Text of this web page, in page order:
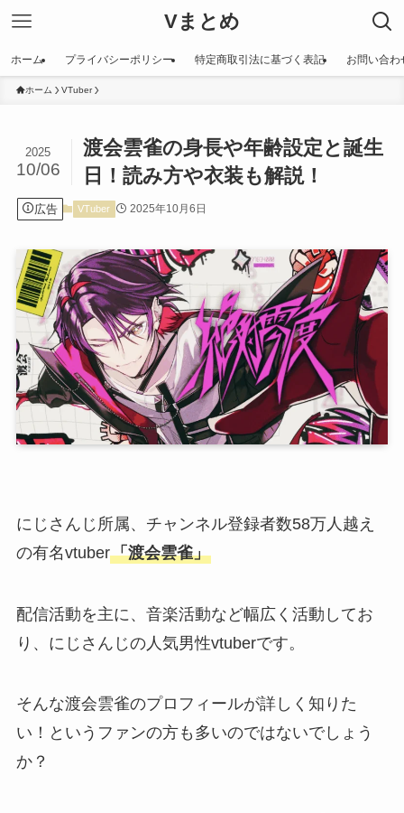
Vまとめ
ホーム プライバシーポリシー 特定商取引法に基づく表記 お問い合わ
ホーム VTuber
渡会雲雀の身長や年齢設定と誕生
日！読み方や衣装も解説！
2025
10/06
広告 VTuber 2025年10月6日
にじさんじ所属、チャンネル登録者数58万人越え
の有名vtuber「渡会雲雀」
配信活動を主に、音楽活動など幅広く活動してお
り、にじさんじの人気男性vtuberです。
そんな渡会雲雀のプロフィールが詳しく知りた
い！というファンの方も多いのではないでしょう
か？